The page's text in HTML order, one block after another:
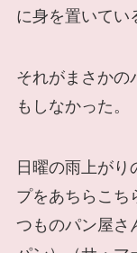
に身を置いてい
それがまさかの
もしなかった。
日曜の雨上がり
プをあちらこち
つものパン屋さ